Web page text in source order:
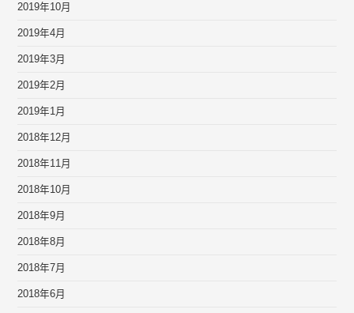
2019年10月
2019年4月
2019年3月
2019年2月
2019年1月
2018年12月
2018年11月
2018年10月
2018年9月
2018年8月
2018年7月
2018年6月